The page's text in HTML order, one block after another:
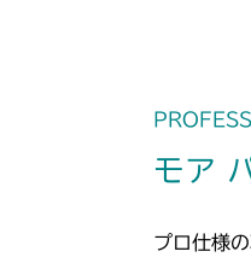
モア
プロ仕様